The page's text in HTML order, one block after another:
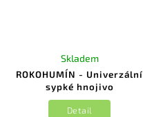
ROKOHUMÍN - Univerzální
sypké hnojivo
Skladem
Detail